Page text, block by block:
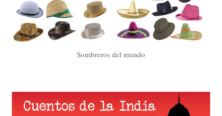
Sombreros del mundo